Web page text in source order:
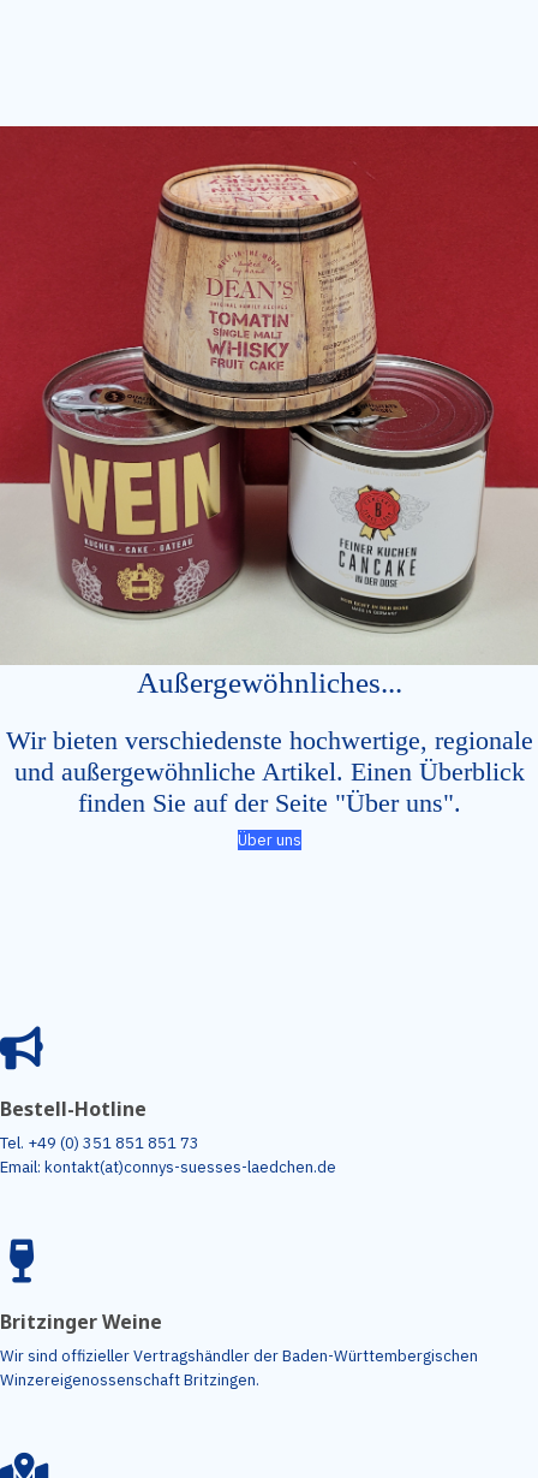
Außergewöhnliches...
Wir bieten verschiedenste hochwertige, regionale
und außergewöhnliche Artikel. Einen Überblick
finden Sie auf der Seite "Über uns".
Über uns
Bestell-Hotline
Tel. +49 (0) 351 851 851 73
Email: kontakt(at)connys-suesses-laedchen.de
Britzinger Weine
Wir sind offizieller Vertragshändler der Baden-Württembergischen
Winzereigenossenschaft Britzingen.